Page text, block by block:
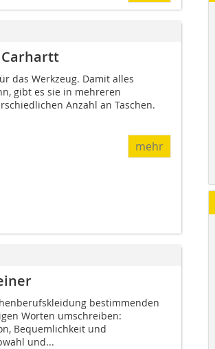
das Werkzeug. Damit alles
gibt es sie in mehreren
Anzahl an Taschen.
mehr
bestimmenden
Worten umschreiben:
Bequemlichkeit und
und...